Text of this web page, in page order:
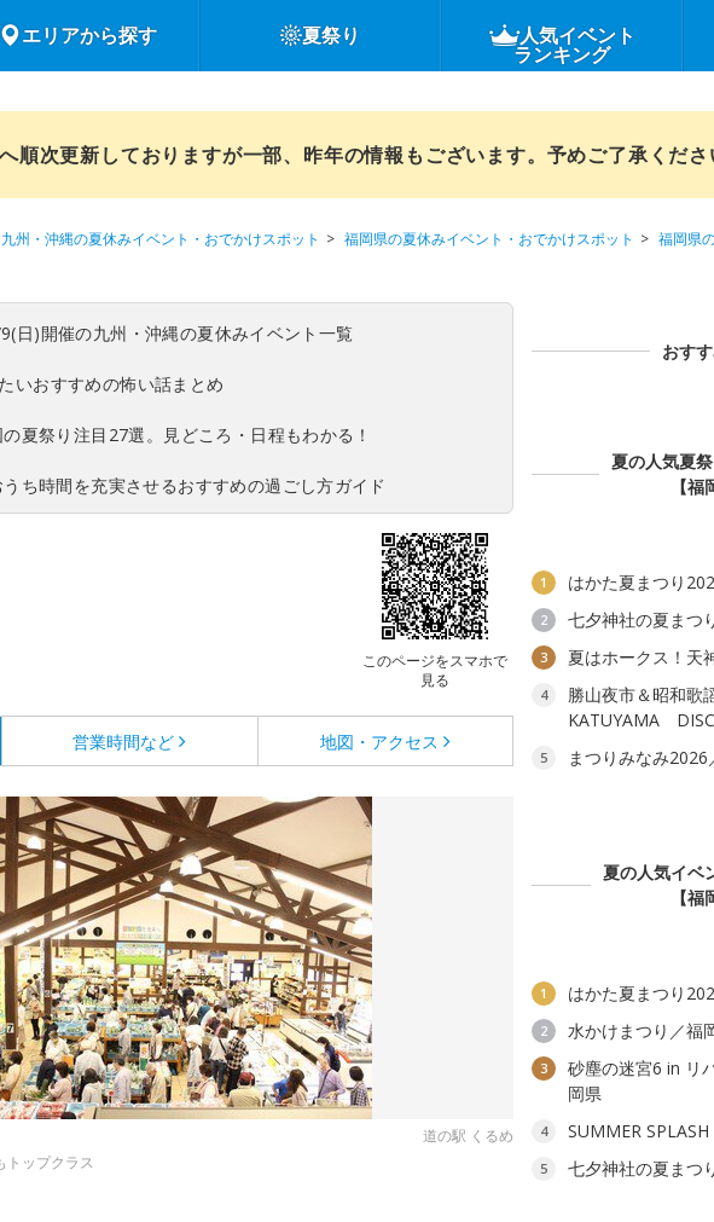
エリアから探す 夏祭り 人気イベント
ランキング
順次更新しておりますが一部、昨年の情報もございます。予めご了承くださ
九州・沖縄の夏休みイベント・おでかけスポット 福岡県の夏休みイベント・おでかけスポット
福岡県
日)開催の九州・沖縄の夏休みイベント一覧
いおすすめの怖い話まとめ
の夏祭り注目27選。見どころ・日程もわかる！
うち時間を充実させるおすすめの過ごし方ガイド
このページをスマホで
見る
営業時間など 地図・アクセス
道の駅 くるめ
トップクラス
おす
夏の人気夏
【福
1 はかた夏まつり
2 七夕神社の夏まつ
3 夏はホークス！天
4
勝山夜市＆昭和歌
KATUYAMA
5
まつりみなみ2026
夏の人気イベ
【福
1 はかた夏まつり
2 水かけまつり／福
3
砂塵の迷宮6 in リ
岡県
4 SUMMER
5
七夕神社の夏まつ